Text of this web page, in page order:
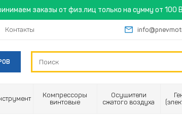
заказы от физ.лиц только на сумму от 100
Контакты
Компрессоры
винтовые
Осушители
сжатого воздуха